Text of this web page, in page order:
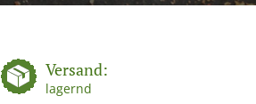
Versand:
lagernd